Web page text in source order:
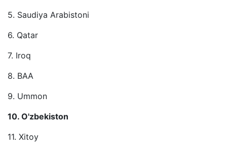
5. Saudiya Arabistoni
6. Qatar
7. Iroq
8. BAA
9. Ummon
10. O'zbekiston
11. Xitoy